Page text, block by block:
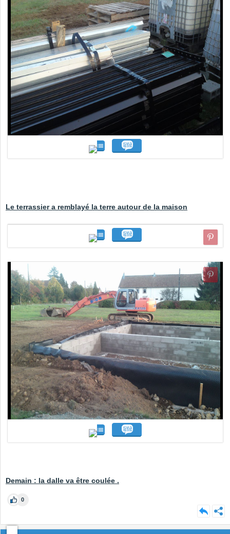
Le terrassier a remblayé la terre autour de la maison
Demain : la dalle va être coulée .
0